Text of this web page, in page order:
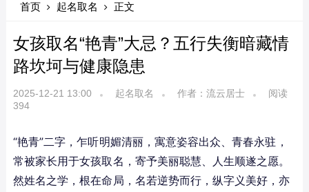
首页 起名取名 正文
女孩取名“艳青”大忌？五行失衡暗藏情
路坎坷与健康隐患
2025-12-21 13:00 起名取名 作者：流云居士
阅读
394
“艳青”二字，乍听明媚清丽，寓意姿容出众、青春永驻，
常被家长用于女孩取名，寄予美丽聪慧、人生顺遂之愿。
然姓名之学，根在命局，名若逆势而行，纵字义美好，亦